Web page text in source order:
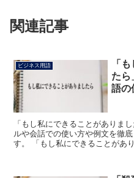
関連記事
ビジネス用語
「
たら
語の
「もし私にできることがありま
ルや会話での使い方や例文を徹
す。 「もし私にできることがあ